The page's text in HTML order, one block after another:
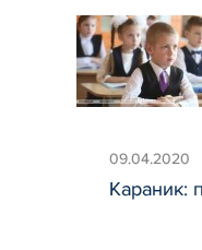
09.04.2020
Караник: